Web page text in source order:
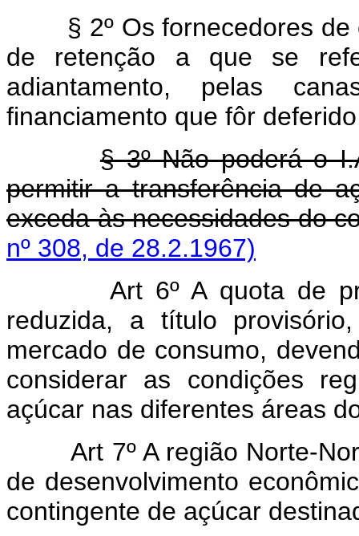
§ 2º Os fornecedores de
de retenção a que se
adiantamento, pelas
financiamento que fôr
§ 3º Não poderá o
permitir a transferência de
exceda às necessidades do
nº 308, de 28.2.1967)
Art 6º A quota de
reduzida, a título
mercado de consumo,
considerar as condições
açúcar nas diferentes áreas
Art 7º A região Norte-
de desenvolvimento
contingente de açúcar